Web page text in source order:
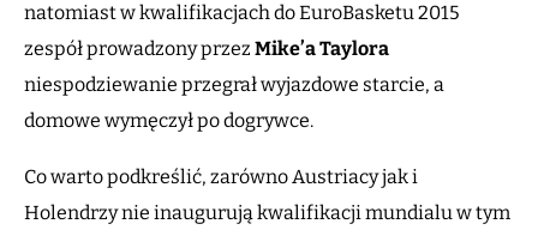
natomiast w kwalifikacjach do EuroBasketu 2015
zespół prowadzony przez Mike’aTaylora
niespodziewanie przegrał wyjazdowe starcie, a
domowe wymęczył po dogrywce.
Co warto podkreślić, zarówno Austriacy jak i
Holendrzy nie inaugurują kwalifikacji mundialu w tym